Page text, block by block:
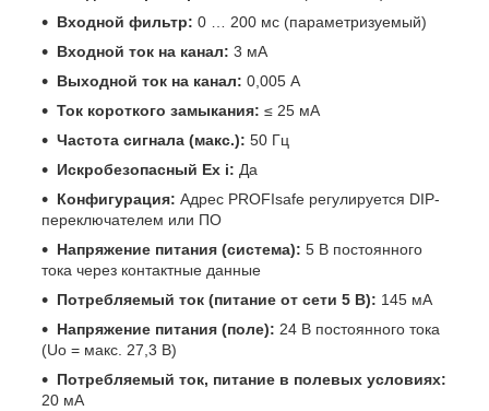
Входной фильтр: 0 … 200 мс (параметризуемый)
Входной ток на канал: 3 мА
Выходной ток на канал: 0,005 А
Ток короткого замыкания: ≤ 25 мА
Частота сигнала (макс.): 50 Гц
Искробезопасный Ex i: Да
Конфигурация: Адрес PROFIsafe регулируется DIP-
переключателем или ПО
Напряжение питания (система): 5 В постоянного
тока через контактные данные
Потребляемый ток (питание от сети 5 В): 145 мА
Напряжение питания (поле): 24 В постоянного тока
(Uo = макс. 27,3 В)
Потребляемый ток, питание в полевых условиях:
20 мА